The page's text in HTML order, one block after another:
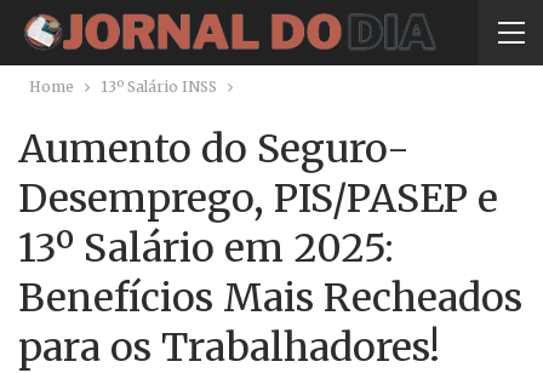
Home 13º Salário INSS
Aumento do Seguro-
Desemprego, PIS/PASEP e
13º Salário em 2025:
Benefícios Mais Recheados
para os Trabalhadores!